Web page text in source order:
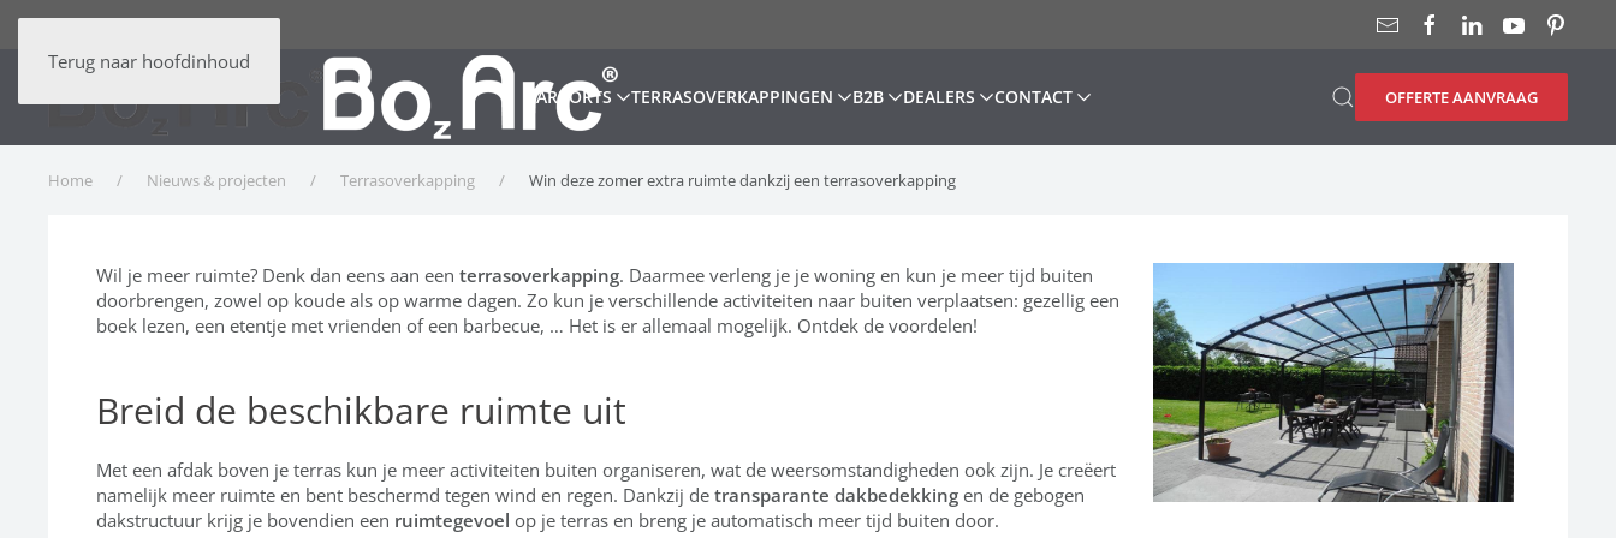
Terug naar hoofdinhoud
CARPORTS TERRASOVERKAPPINGEN B2B DEALERS CONTACT OFFERTE AANVRAAG
Home Nieuws & projecten Terrasoverkapping Win deze zomer extra ruimte dankzij een terrasoverkapping
Wil je meer ruimte? Denk dan eens aan een terrasoverkapping. Daarmee verleng je je woning en kun je meer tijd buiten
doorbrengen, zowel op koude als op warme dagen. Zo kun je verschillende activiteiten naar buiten verplaatsen: gezellig een
boek lezen, een etentje met vrienden of een barbecue, … Het is er allemaal mogelijk. Ontdek de voordelen!
Breid de beschikbare ruimte uit
Met een afdak boven je terras kun je meer activiteiten buiten organiseren, wat de weersomstandigheden ook zijn. Je creëert
namelijk meer ruimte en bent beschermd tegen wind en regen. Dankzij de transparante dakbedekking en de gebogen
dakstructuur krijg je bovendien een ruimtegevoel op je terras en breng je automatisch meer tijd buiten door.